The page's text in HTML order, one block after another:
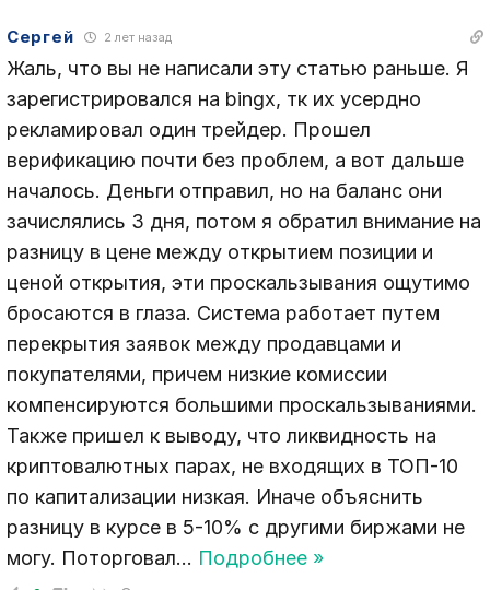
Сергей 2 лет назад
Жаль, что вы не написали эту статью раньше. Я
зарегистрировался на bingx, тк их усердно
рекламировал один трейдер. Прошел
верификацию почти без проблем, а вот дальше
началось. Деньги отправил, но на баланс они
зачислялись 3 дня, потом я обратил внимание на
разницу в цене между открытием позиции и
ценой открытия, эти проскальзывания ощутимо
бросаются в глаза. Система работает путем
перекрытия заявок между продавцами и
покупателями, причем низкие комиссии
компенсируются большими проскальзываниями.
Также пришел к выводу, что ликвидность на
криптовалютных парах, не входящих в ТОП-10
по капитализации низкая. Иначе объяснить
разницу в курсе в 5-10% с другими биржами не
могу. Поторговал… Подробнее »